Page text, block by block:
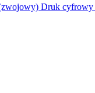
Druk cyfrowy